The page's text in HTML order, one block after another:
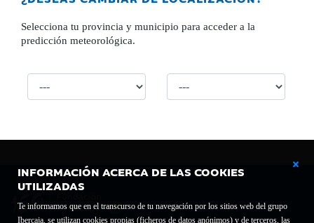
INFORMACIÓN ACERCA DE LAS COOKIES
UTILIZADAS
Te informamos que en el transcurso de tu navegación por los sitios web del grupo
Ibercaja, se utilizan cookies propias (ficheros de datos anónimos) y de terceros, las
Selecciona tu provincia y municipio para acceder a la
predicción meteorológica.